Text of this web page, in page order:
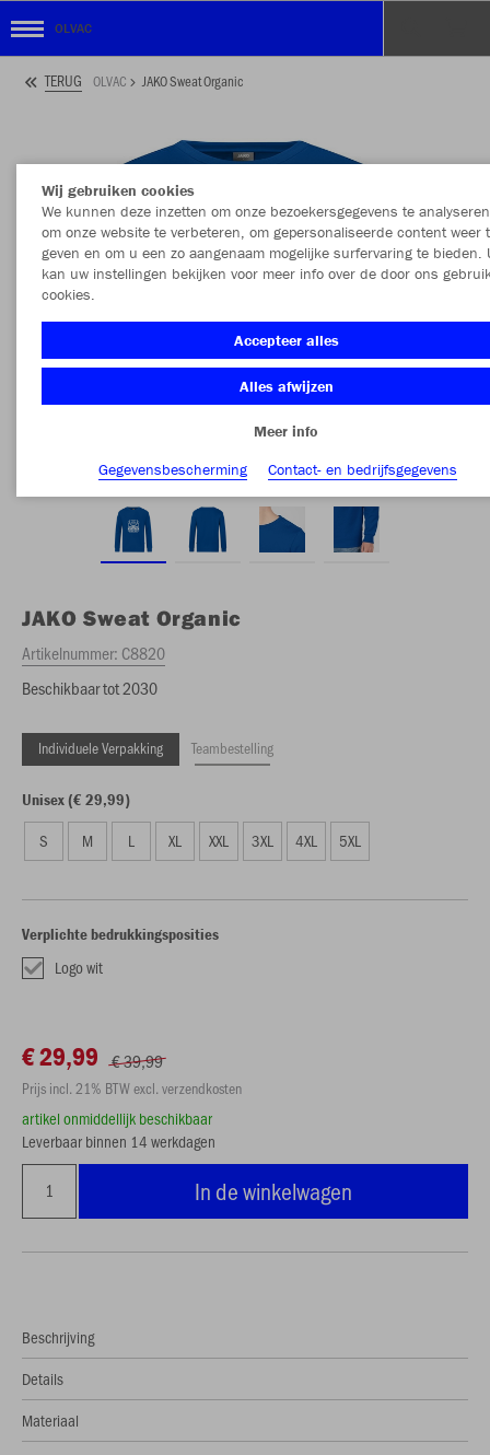
OLVAC
TERUG OLVAC JAKO Sweat Organic
JAKO Sweat Organic
Artikelnummer: C8820
Beschikbaar tot 2030
Individuele Verpakking Teambestelling
Unisex (€ 29,99)
S M L XL XXL 3XL 4XL 5XL
Verplichte bedrukkingsposities
Logo wit
€ 29,99 € 39,99
Prijs incl. 21% BTW excl. verzendkosten
artikel onmiddellijk beschikbaar
Leverbaar binnen 14 werkdagen
In de winkelwagen
Beschrijving
Details
Materiaal
Wij gebruiken cookies
We kunnen deze inzetten om onze bezoekersgegevens te
om onze website te verbeteren, om gepersonaliseerde content weer
geven en om u een zo aangenaam mogelijke surfervaring te bieden.
kan uw instellingen bekijken voor meer info over de door ons
cookies.
Accepteer alles
Alles afwijzen
Meer info
Gegevensbescherming
Contact- en bedrijfsgegevens